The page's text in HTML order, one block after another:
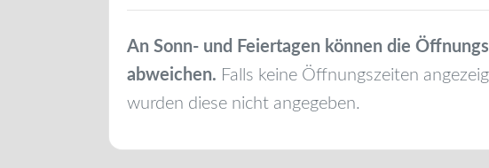
An Sonn- und Feiertagen können die
abweichen. Falls keine Öffnungszeiten
wurden diese nicht angegeben.